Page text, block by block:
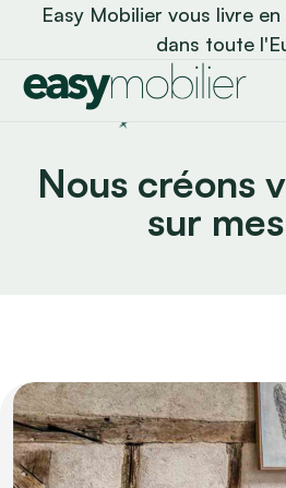
Easy Mobilier vous livre
dans toute
Nous créons
sur